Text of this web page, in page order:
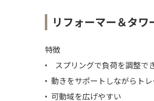
リフォーマー＆タ
特徴
• スプリングで負荷を調整で
• 動きをサポートしながらト
• 可動域を広げやすい